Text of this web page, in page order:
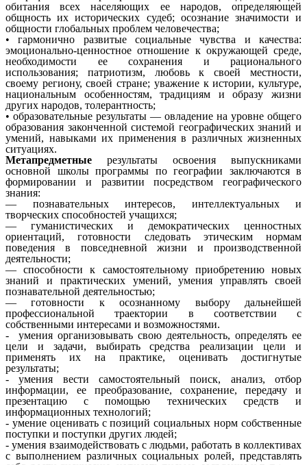
обитания всех населяющих ее народов, определяющей
общность их исторических судеб; осознание значимости и
общности глобальных проблем человечества;
• гармонично развитые социальные чувства и качества:
эмоционально-ценностное отношение к окружающей среде,
необходимости ее сохранения и рационального
использования; патриотизм, любовь к своей местности,
своему региону, своей стране; уважение к истории, культуре,
национальным особенностям, традициям и образу жизни
других народов, толерантность;
• образовательные результаты — овладение на уровне общего
образования законченной системой географических знаний и
умений, навыками их применения в различных жизненных
ситуациях.
Метапредметные результаты освоения выпускниками
основной школы программы по географии заключаются в
формировании и развитии посредством географического
знания:
— познавательных интересов, интеллектуальных и
творческих способностей учащихся;
— гуманистических и демократических ценностных
ориентаций, готовности следовать этическим нормам
поведения в повседневной жизни и производственной
деятельности;
— способности к самостоятельному приобретению новых
знаний и практических умений, умения управлять своей
познавательной деятельностью;
— готовности к осознанному выбору дальнейшей
профессиональной траектории в соответствии с
собственными интересами и возможностями.
- умения организовывать свою деятельность, определять ее
цели и задачи, выбирать средства реализации цели и
применять их на практике, оценивать достигнутые
результаты;
- умения вести самостоятельный поиск, анализ, отбор
информации, ее преобразование, сохранение, передачу и
презентацию с помощью технических средств и
информационных технологий;
- умение оценивать с позиций социальных норм собственные
поступки и поступки других людей;
- умения взаимодействовать с людьми, работать в коллективах
с выполнением различных социальных ролей, представлять